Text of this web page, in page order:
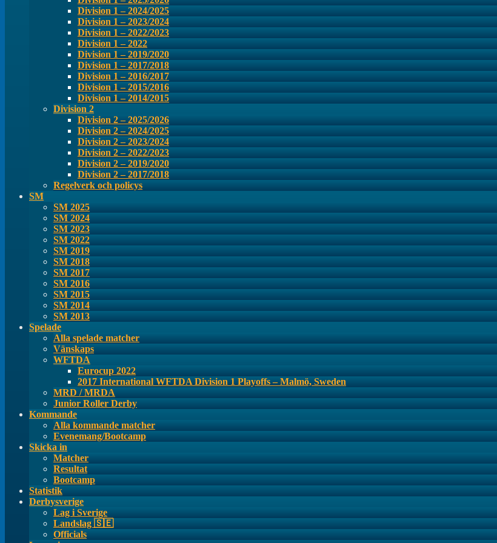
Division 1 – 2024/2025
Division 1 – 2023/2024
Division 1 – 2022/2023
Division 1 – 2022
Division 1 – 2019/2020
Division 1 – 2017/2018
Division 1 – 2016/2017
Division 1 – 2015/2016
Division 1 – 2014/2015
Division 2
Division 2 – 2025/2026
Division 2 – 2024/2025
Division 2 – 2023/2024
Division 2 – 2022/2023
Division 2 – 2019/2020
Division 2 – 2017/2018
Regelverk och policys
SM
SM 2025
SM 2024
SM 2023
SM 2022
SM 2019
SM 2018
SM 2017
SM 2016
SM 2015
SM 2014
SM 2013
Spelade
Alla spelade matcher
Vänskaps
WFTDA
Eurocup 2022
2017 International WFTDA Division 1 Playoffs – Malmö, Sweden
MRD / MRDA
Junior Roller Derby
Kommande
Alla kommande matcher
Evenemang/Bootcamp
Skicka in
Matcher
Resultat
Bootcamp
Statistik
Derbysverige
Lag i Sverige
Landslag 🇸🇪
Officials